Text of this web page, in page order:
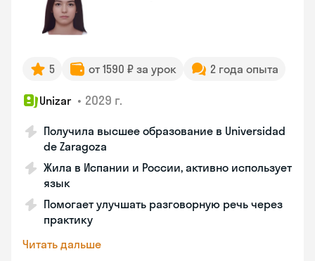
5 от 1590 ₽ за урок 2 года опыта
Unizar • 2029 г.
Получила высшее образование в Universidad
de Zaragoza
Жила в Испании и России, активно использует
язык
Помогает улучшать разговорную речь через
практику
Читать дальше